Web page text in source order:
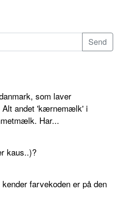
som laver
andet 'kærnemælk' i
Har...
kaus..)?
farvekoden er på den